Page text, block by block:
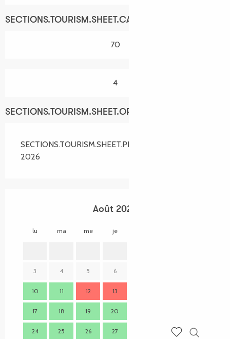
SECTIONS.TOURISM.SHEET.CAPACITY
70
4
SECTIONS.TOURISM.SHEET.OPENINGS
SECTIONS.TOURISM.SHEET.PERIODS.ALL_YEAR
2026
Août 2026
lu ma me je
3 4 5 6
10 11 12 13
17 18 19 20
24 25 26 27 29 30